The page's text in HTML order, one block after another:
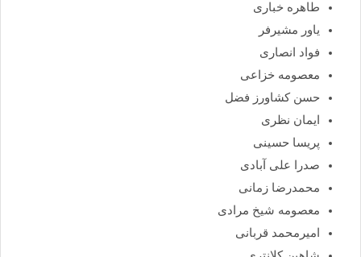
طاهره خباری
یاور مشیرفر
فواد انصاری
معصومه خزاعی
حسن کشاورز فضل
ایمان نظری
پریسا حسینی
صدرا علی آبادی
محمدرضا زمانی
معصومه شیخ مرادی
امیرمحمد قربانی